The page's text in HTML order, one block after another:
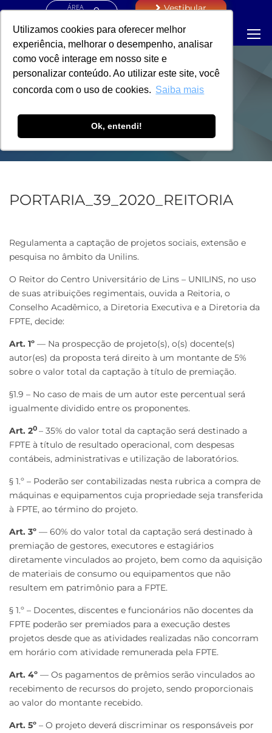
Utilizamos cookies para oferecer melhor
experiência, melhorar o desempenho, analisar
como você interage em nosso site e
personalizar conteúdo. Ao utilizar este site, você
concorda com o uso de cookies. Saiba mais
Ok, entendi!
ÁREA
Vestibular
PORTARIA -
REITORIA
PORTARIA_39_2020_REITORIA
Regulamenta a captação de projetos sociais, extensão e
pesquisa no âmbito da Unilins.
O Reitor do Centro Universitário de Lins – UNILINS, no uso
de suas atribuições regimentais, ouvida a Reitoria, o
Conselho Acadêmico, a Diretoria Executiva e a Diretoria da
FPTE, decide:
Art. 1º — Na prospecção de projeto(s), o(s) docente(s)
autor(es) da proposta terá direito à um montante de 5%
sobre o valor total da captação à título de premiação.
§1.9 – No caso de mais de um autor este percentual será
igualmente dividido entre os proponentes.
Art. 20 – 35% do valor total da captação será destinado a
FPTE à título de resultado operacional, com despesas
contábeis, administrativas e utilização de laboratórios.
§ 1.º – Poderão ser contabilizadas nesta rubrica a compra de
máquinas e equipamentos cuja propriedade seja transferida
à FPTE, ao término do projeto.
Art. 3º — 60% do valor total da captação será destinado à
premiação de gestores, executores e estagiários
diretamente vinculados ao projeto, bem como da aquisição
de materiais de consumo ou equipamentos que não
resultem em patrimônio para a FPTE.
§ 1.º – Docentes, discentes e funcionários não docentes da
FPTE poderão ser premiados para a execução destes
projetos desde que as atividades realizadas não concorram
em horário com atividade remunerada pela FPTE.
Art. 4º — Os pagamentos de prêmios serão vinculados ao
recebimento de recursos do projeto, sendo proporcionais
ao valor do montante recebido.
Art. 5º – O projeto deverá discriminar os responsáveis por